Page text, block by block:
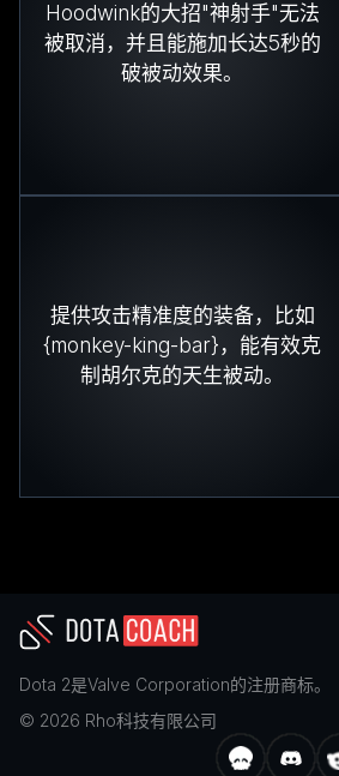
Hoodwink的大招"神射手"无法
被取消，并且能施加长达5秒的
破被动效果。
提供攻击精准度的装备，比如
{monkey-king-bar}，能有效克
制胡尔克的天生被动。
Dota 2是Valve Corporation的注册商标。
© 2026 Rho科技有限公司